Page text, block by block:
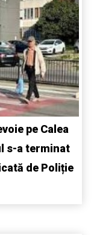
pe Calea
s-a terminat
de Poliție